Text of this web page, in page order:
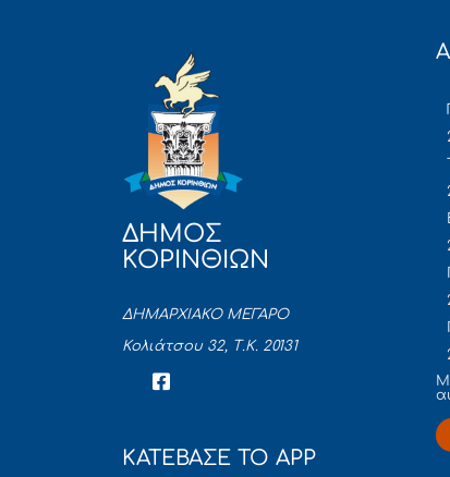
ΔΗΜΟΣ
ΚΟΡΙΝΘΙΩΝ
ΔΗΜΑΡΧΙΑΚΟ ΜΕΓΑΡΟ
Κολιάτσου 32, Τ.Κ. 20131
ΚΑΤΕΒΑΣΕ ΤΟ APP